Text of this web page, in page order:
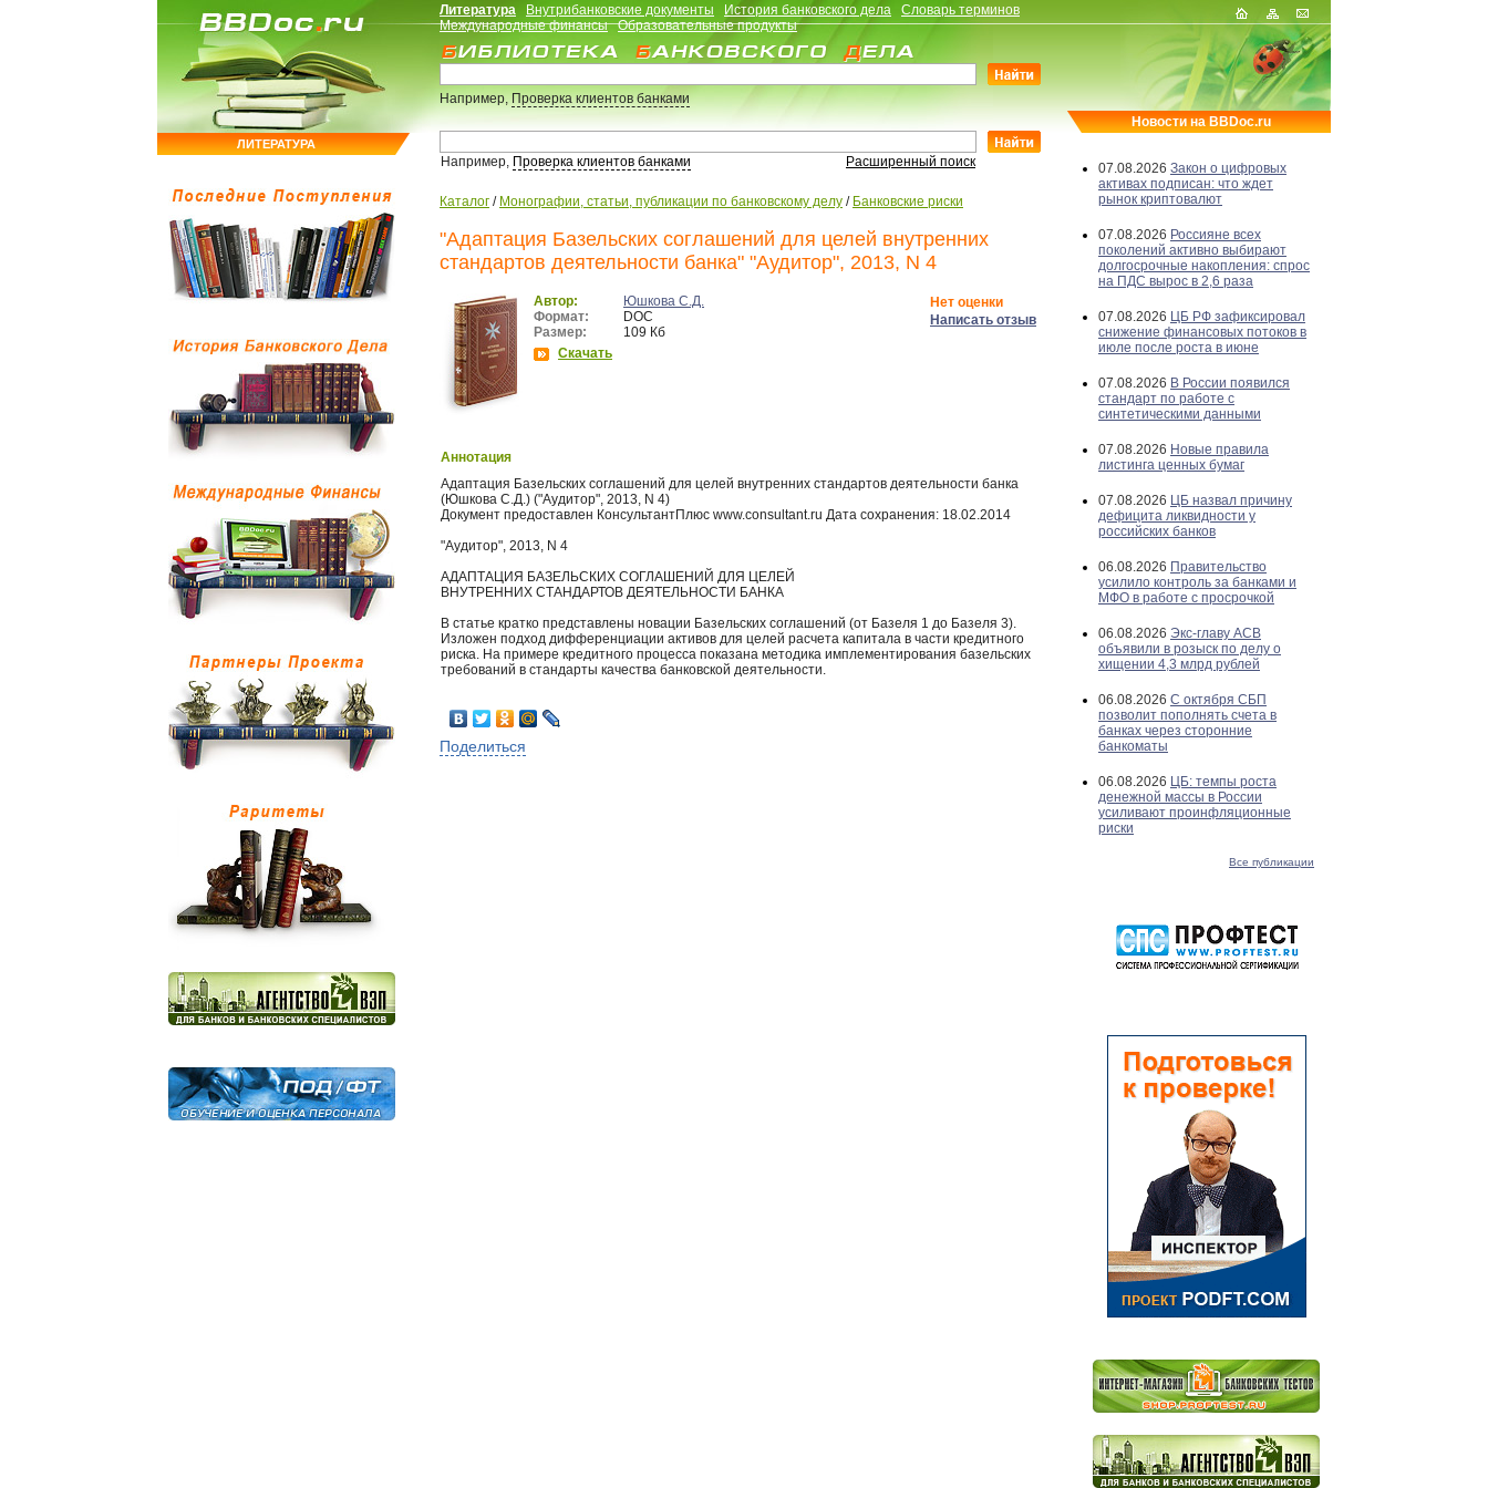
ЛИТЕРАТУРА
Литература Внутрибанковские документы История банковского дела
Словарь терминов
Международные финансы
Образовательные продукты
Например,Проверка клиентов банками
Например, Проверка клиентов банками Расширенный поиск
Каталог / Монографии, статьи, публикации по банковскому делу / Банковские риски
"Адаптация Базельских соглашений для целей внутренних
стандартов деятельности банка" "Аудитор", 2013, N 4
Автор:
Юшкова С.Д.
Формат:
DOC
Размер:
109 Кб
Скачать
Нет оценки
Написать отзыв
Аннотация
Адаптация Базельских соглашений для целей внутренних стандартов деятельности банка
(Юшкова С.Д.) ("Аудитор", 2013, N 4)
Документ предоставлен КонсультантПлюс www.consultant.ru Дата сохранения: 18.02.2014
"Аудитор", 2013, N 4
АДАПТАЦИЯ БАЗЕЛЬСКИХ СОГЛАШЕНИЙ ДЛЯ ЦЕЛЕЙ
ВНУТРЕННИХ СТАНДАРТОВ ДЕЯТЕЛЬНОСТИ БАНКА
В статье кратко представлены новации Базельских соглашений (от Базеля 1 до Базеля 3).
Изложен подход дифференциации активов для целей расчета капитала в части кредитного
риска. На примере кредитного процесса показана методика имплементирования базельских
требований в стандарты качества банковской деятельности.
Поделиться
Новости на BBDoc.ru
07.08.2026 Закон о цифровых
активах подписан: что ждет
рынок криптовалют
07.08.2026 Россияне всех
поколений активно выбирают
долгосрочные накопления: спрос
на ПДС вырос в 2,6 раза
07.08.2026 ЦБ РФ зафиксировал
снижение финансовых потоков в
июле после роста в июне
07.08.2026 В России появился
стандарт по работе с
синтетическими данными
07.08.2026 Новые правила
листинга ценных бумаг
07.08.2026 ЦБ назвал причину
дефицита ликвидности у
российских банков
06.08.2026 Правительство
усилило контроль за банками и
МФО в работе с просрочкой
06.08.2026 Экс-главу АСВ
объявили в розыск по делу о
хищении 4,3 млрд рублей
06.08.2026 С октября СБП
позволит пополнять счета в
банках через сторонние
банкоматы
06.08.2026 ЦБ: темпы роста
денежной массы в России
усиливают проинфляционные
риски
Все публикации